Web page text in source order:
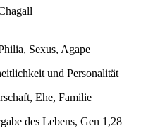
Sexus, Agape
und Personalität
Ehe, Familie
des Lebens, Gen 1,28